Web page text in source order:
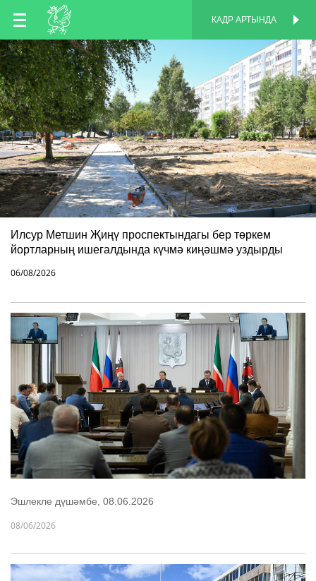
TT
EN
RU
КАДР АРТЫНДА
Илсур Метшин Җиңү проспектындагы бер төркем
йортларның ишегалдында күчмә киңәшмә уздырды
06/08/2026
Эшлекле дүшәмбе, 08.06.2026
08/06/2026
КАДР АРТЫНДА